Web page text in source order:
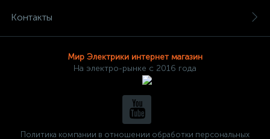
Контакты
Мир Электрики интернет магазин
На электро-рынке с 2016 года
Политика компании в отношении обработки персональных